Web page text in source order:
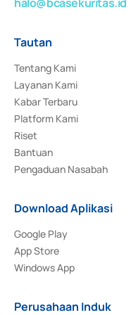
Tautan
Tentang Kami
Layanan Kami
Kabar Terbaru
Platform Kami
Riset
Bantuan
Pengaduan Nasabah
Download Aplikasi
Google Play
App Store
Windows App
Perusahaan Induk